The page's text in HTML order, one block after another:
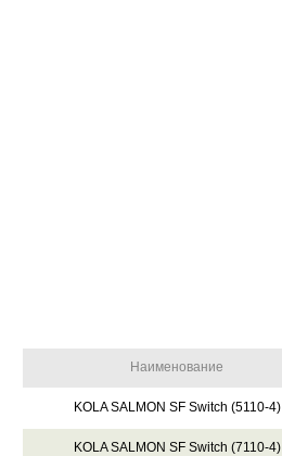
Наименование
KOLA SALMON SF Switch (5110-4)
KOLA SALMON SF Switch (7110-4)